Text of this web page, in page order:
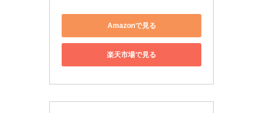
Amazonで見る
楽天市場で見る